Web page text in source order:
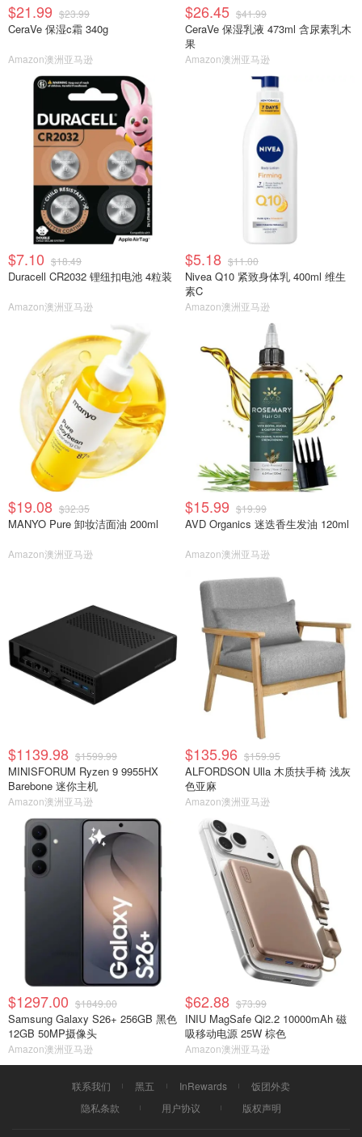
$21.99 $23.99
CeraVe 保湿c霜 340g
Amazon澳洲亚马逊
$26.45 $41.99
CeraVe 保湿乳液 473ml 含尿素乳木
果
Amazon澳洲亚马逊
$7.10 $18.49
Duracell CR2032 锂纽扣电池 4粒装
Amazon澳洲亚马逊
$5.18 $11.00
Nivea Q10 紧致身体乳 400ml 维生
素C
Amazon澳洲亚马逊
$19.08 $32.35
MANYO Pure 卸妆洁面油 200ml
Amazon澳洲亚马逊
$15.99 $19.99
AVD Organics 迷迭香生发油 120ml
Amazon澳洲亚马逊
$1139.98 $1599.99
MINISFORUM Ryzen 9 9955HX
Barebone 迷你主机
Amazon澳洲亚马逊
$135.96 $159.95
ALFORDSON Ulla 木质扶手椅 浅灰
色亚麻
Amazon澳洲亚马逊
$1297.00 $1849.00
Samsung Galaxy S26+ 256GB 黑色
12GB 50MP摄像头
Amazon澳洲亚马逊
$62.88 $73.99
INIU MagSafe Qi2.2 10000mAh 磁
吸移动电源 25W 棕色
Amazon澳洲亚马逊
联系我们 黑五 InRewards
饭团外卖
隐私条款
用户协议 版权声明